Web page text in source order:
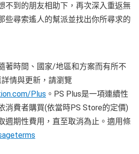
不到的朋友相助下，再次深入重返無
些尋索遙人的幫派並找出你所尋求的
著時間、國家/地區和方案而有所不
情與更新，請瀏覽
Plus 。PS Plus是一項連續性
消費者購買(依當時PS Store的定價)
週期性費用，直至取消為止。適用條